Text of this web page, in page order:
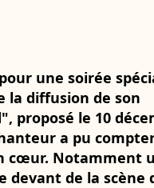
une soirée
la diffusion de son
proposé le 10
a pu
cœur. Notamment
de la scène